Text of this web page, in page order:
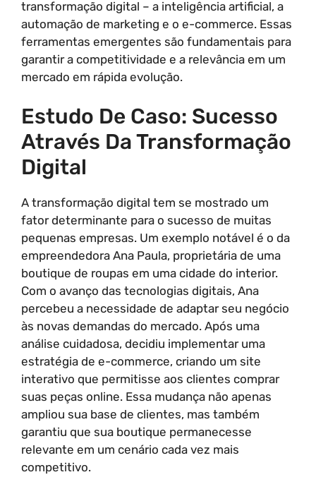
transformação digital – a inteligência artificial, a
automação de marketing e o e-commerce. Essas
ferramentas emergentes são fundamentais para
garantir a competitividade e a relevância em um
mercado em rápida evolução.
Estudo De Caso: Sucesso
Através Da Transformação
Digital
A transformação digital tem se mostrado um
fator determinante para o sucesso de muitas
pequenas empresas. Um exemplo notável é o da
empreendedora Ana Paula, proprietária de uma
boutique de roupas em uma cidade do interior.
Com o avanço das tecnologias digitais, Ana
percebeu a necessidade de adaptar seu negócio
às novas demandas do mercado. Após uma
análise cuidadosa, decidiu implementar uma
estratégia de e-commerce, criando um site
interativo que permitisse aos clientes comprar
suas peças online. Essa mudança não apenas
ampliou sua base de clientes, mas também
garantiu que sua boutique permanecesse
relevante em um cenário cada vez mais
competitivo.